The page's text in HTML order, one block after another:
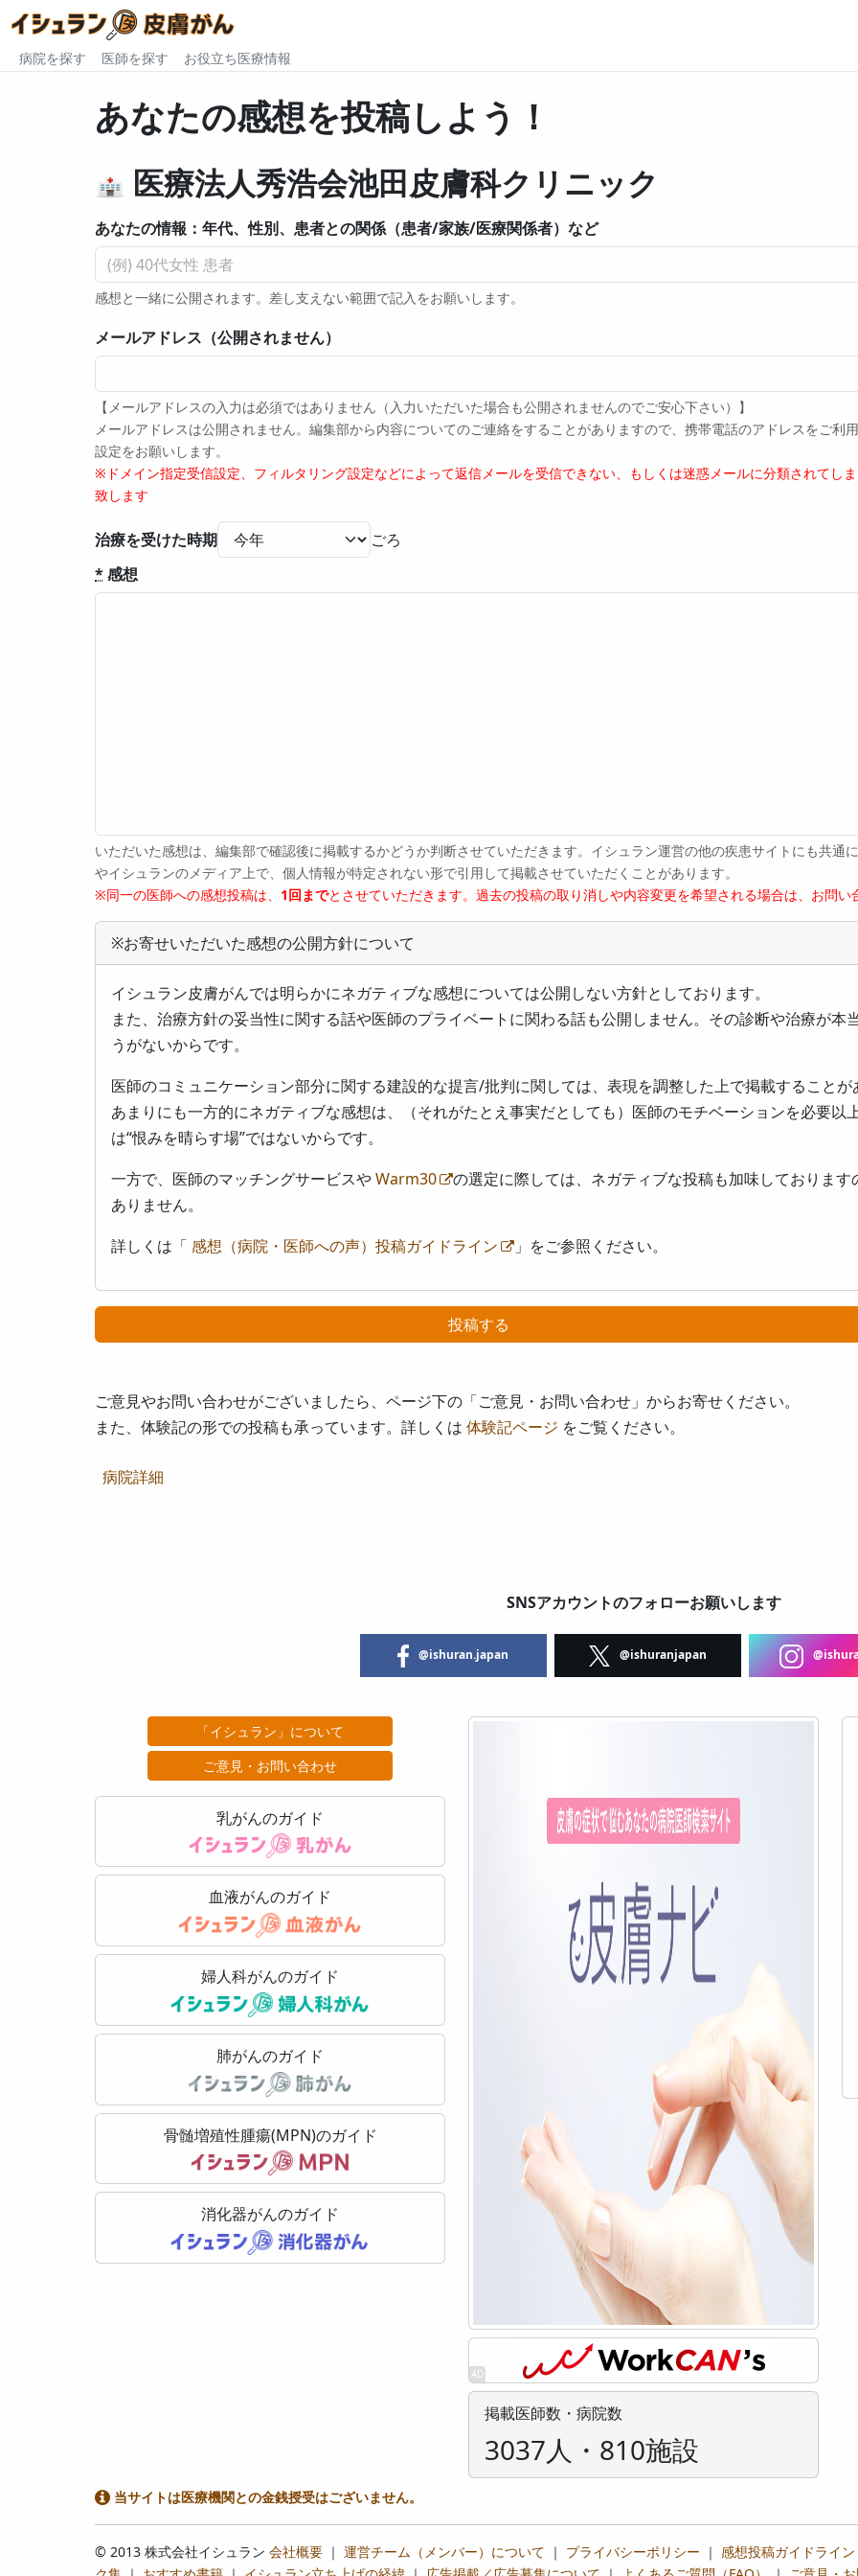
病院を探す 医師を探す お役立ち医療情報
あなたの感想を投稿しよう！
医療法人秀浩会池田皮膚科クリニック
あなたの情報：年代、性別、患者との関係（患者/家族/医療関係者）など
感想と一緒に公開されます。差し支えない範囲で記入をお願いします。
メールアドレス（公開されません）
【メールアドレスの入力は必須ではありません（入力いただいた場合も公開されませんのでご安心下さい）】
メールアドレスは公開されません。編集部から内容についてのご連絡をすることがありますので、携帯電話のアドレスをご
設定をお願いします。
※ドメイン指定受信設定、フィルタリング設定などによって返信メールを受信できない、もしくは迷惑メールに分類されてし
致します
治療を受けた時期
*感想
いただいた感想は、編集部で確認後に掲載するかどうか判断させていただきます。イシュラン運営の他の疾患サイトにも共
やイシュランのメディア上で、個人情報が特定されない形で引用して掲載させていただくことがあります。
※同一の医師への感想投稿は、 1回までとさせていただきます。過去の投稿の取り消しや内容変更を希望される場合は、お問い
※お寄せいただいた感想の公開方針について
イシュラン皮膚がんでは明らかにネガティブな感想については公開しない方針としております。
また、治療方針の妥当性に関する話や医師のプライベートに関わる話も公開しません。その診断や治療が本
うがないからです。
医師のコミュニケーション部分に関する建設的な提言/批判に関しては、表現を調整した上で掲載することが
あまりにも一方的にネガティブな感想は、（それがたとえ事実だとしても）医師のモチベーションを必要以
は“恨みを晴らす場”ではないからです。
一方で、医師のマッチングサービスやWarm30
の選定に際しては、ネガティブな投稿も加味しておりま
ありません。
詳しくは「 感想（病院・医師への声）投稿ガイドライン 」をご参照ください。
ご意見やお問い合わせがございましたら、ページ下の「ご意見・お問い合わせ」からお寄せください。
また、体験記の形での投稿も承っています。詳しくは 体験記ページ をご覧ください。
病院詳細
SNSアカウントのフォローお願いします
@ishuran.japan @ishuranjapan
「イシュラン」について
ご意見・お問い合わせ
乳がんのガイド
血液がんのガイド
婦人科がんのガイド
肺がんのガイド
骨髄増殖性腫瘍(MPN)のガイド
消化器がんのガイド
掲載医師数・病院数
3037人・810施設
当サイトは医療機関との金銭授受はございません。
© 2013 株式会社イシュラン 会社概要 ｜ 運営チーム（メンバー）について ｜ プライバシーポリシー ｜ 感想投稿ガイドライン